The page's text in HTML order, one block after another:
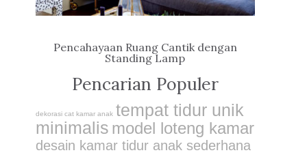
Pencahayaan Ruang Cantik dengan
Standing Lamp
Pencarian Populer
dekorasi cat kamar anak tempat tidur unik
minimalis model loteng kamar
desain kamar tidur anak sederhana